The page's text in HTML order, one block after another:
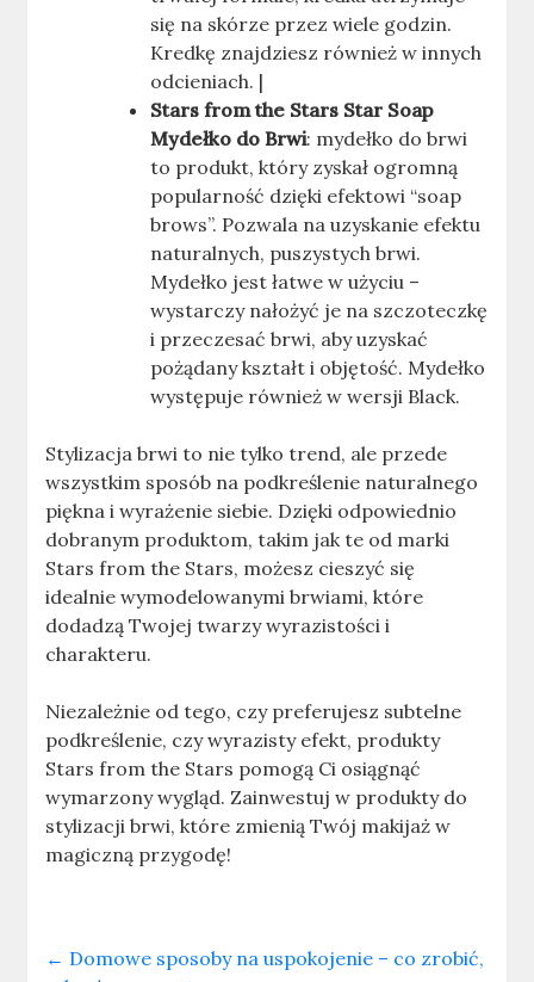
się na skórze przez wiele godzin.
Kredkę znajdziesz również w innych
odcieniach. |
Stars from the Stars Star Soap
Mydełko do Brwi: mydełko do brwi
to produkt, który zyskał ogromną
popularność dzięki efektowi “soap
brows”. Pozwala na uzyskanie efektu
naturalnych, puszystych brwi.
Mydełko jest łatwe w użyciu –
wystarczy nałożyć je na szczoteczkę
i przeczesać brwi, aby uzyskać
pożądany kształt i objętość. Mydełko
występuje również w wersji Black.
Stylizacja brwi to nie tylko trend, ale przede
wszystkim sposób na podkreślenie naturalnego
piękna i wyrażenie siebie. Dzięki odpowiednio
dobranym produktom, takim jak te od marki
Stars from the Stars, możesz cieszyć się
idealnie wymodelowanymi brwiami, które
dodadzą Twojej twarzy wyrazistości i
charakteru.
Niezależnie od tego, czy preferujesz subtelne
podkreślenie, czy wyrazisty efekt, produkty
Stars from the Stars pomogą Ci osiągnąć
wymarzony wygląd. Zainwestuj w produkty do
stylizacji brwi, które zmienią Twój makijaż w
magiczną przygodę!
← Domowe sposoby na uspokojenie – co zrobić,